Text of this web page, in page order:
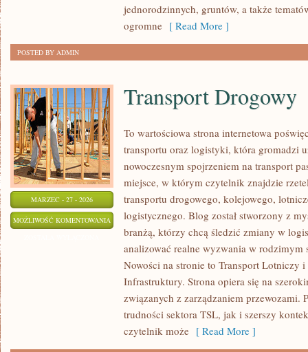
jednorodzinnych, gruntów, a także
ogromne [ Read More ]
POSTED BY ADMIN
MARZEC - 27 - 2026
MOŻLIWOŚĆ KOMENTOWANIA TRANSPORT
DROGOWY
Transport Drogowy
To wartościowa strona internetowa
transportu oraz logistyki, która gromadzi
nowoczesnym spojrzeniem na transport
miejsce, w którym czytelnik znajdzie
transportu drogowego, kolejowego,
logistycznego. Blog został stworzony z
branżą, którzy chcą śledzić zmiany w
analizować realne wyzwania w rodzimym
Nowości na stronie to Transport Lotniczy
Infrastruktury. Strona opiera się na
związanych z zarządzaniem przewozami.
trudności sektora TSL, jak i szerszy
czytelnik może [ Read More ]